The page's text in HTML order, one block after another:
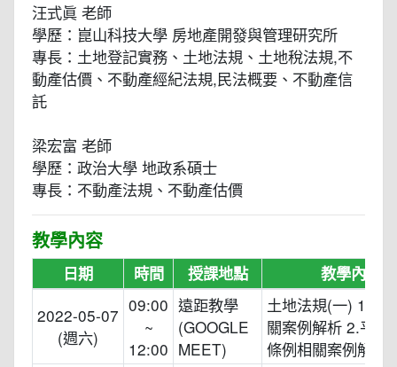
汪式眞 老師
學歷：崑山科技大學 房地產開發與管理研究所
專長：土地登記實務、土地法規、土地稅法規,不
動產估價、不動產經紀法規,民法概要、不動產信
託
梁宏富 老師
學歷：政治大學 地政系碩士
專長：不動產法規、不動產估價
教學內容
日期 時間 授課地點 教學內容
2022-05-07
(週六)
09:00
~
12:00
遠距教學
(GOOGLE
MEET)
土地法規(一) 1.土
關案例解析 2.平均
條例相關案例解析